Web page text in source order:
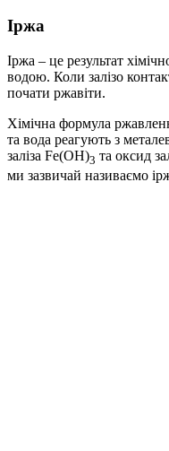
Іржа
Іржа – це результат
водою. Коли залізо
почати ржавіти.
Хімічна формула
та вода реагують з
заліза Fe(OH)3 та оксид
ми зазвичай називаємо